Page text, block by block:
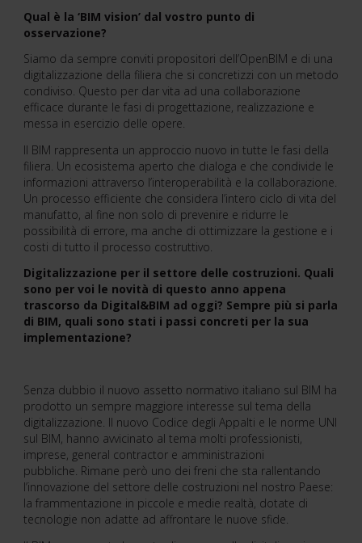
Qual è la ‘BIM vision’ dal vostro punto di
osservazione?
Siamo da sempre conviti propositori dell’OpenBIM e di una
digitalizzazione della filiera che si concretizzi con un metodo
condiviso. Questo per dar vita ad una collaborazione
efficace durante le fasi di progettazione, realizzazione e
messa in esercizio delle opere.
Il BIM rappresenta un approccio nuovo in tutte le fasi della
filiera. Un ecosistema aperto che dialoga e che condivide le
informazioni attraverso l’interoperabilità e la collaborazione.
Un processo efficiente che considera l’intero ciclo di vita del
manufatto, al fine non solo di prevenire e ridurre le
possibilità di errore, ma anche di ottimizzare la gestione e i
costi di tutto il processo costruttivo.
Digitalizzazione per il settore delle costruzioni. Quali
sono per voi le novità di questo anno appena
trascorso da Digital&BIM ad oggi? Sempre più si parla
di BIM, quali sono stati i passi concreti per la sua
implementazione?
Senza dubbio il nuovo assetto normativo italiano sul BIM ha
prodotto un sempre maggiore interesse sul tema della
digitalizzazione. Il nuovo Codice degli Appalti e le norme UNI
sul BIM, hanno avvicinato al tema molti professionisti,
imprese, general contractor e amministrazioni
pubbliche. Rimane però uno dei freni che sta rallentando
l’innovazione del settore delle costruzioni nel nostro Paese:
la frammentazione in piccole e medie realtà, dotate di
tecnologie non adatte ad affrontare le nuove sfide.